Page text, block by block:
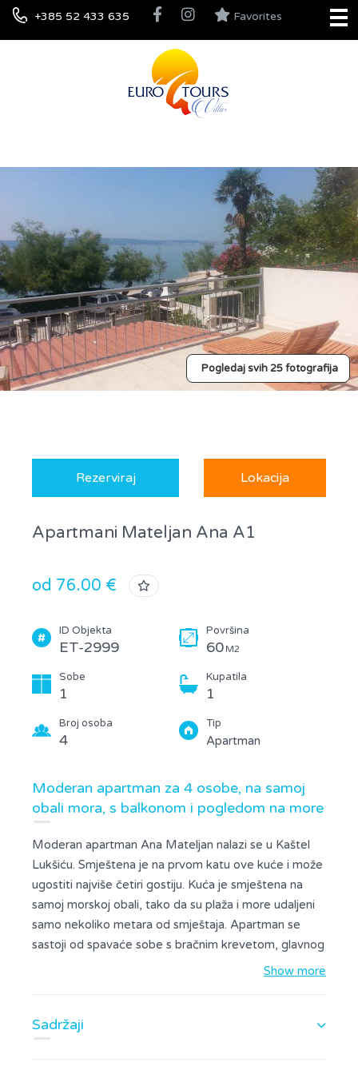
+385 52 433 635 Favorites
Pogledaj svih 25 fotografija
Rezerviraj Lokacija
Apartmani Mateljan Ana A1
od 76.00 €
ID Objekta
ET-2999
Površina
60 M2
Sobe
1
Kupatila
1
Broj osoba
4
Tip
Apartman
Moderan apartman za 4 osobe, na samoj
obali mora, s balkonom i pogledom na more
Moderan apartman Ana Mateljan nalazi se u Kaštel
Lukšiću. Smještena je na prvom katu ove kuće i može
ugostiti najviše četiri gostiju. Kuća je smještena na
samoj morskoj obali, tako da su plaža i more udaljeni
samo nekoliko metara od smještaja. Apartman se
sastoji od spavaće sobe s bračnim krevetom, glavnog
prostora te kupaonice s tušem i perilicom rublja. U
opremljenom kuhinjom s kuhinjskim priborom i svim
potrebnim aparatima za kuhanje. Kauč se može
Show more
Sadržaji